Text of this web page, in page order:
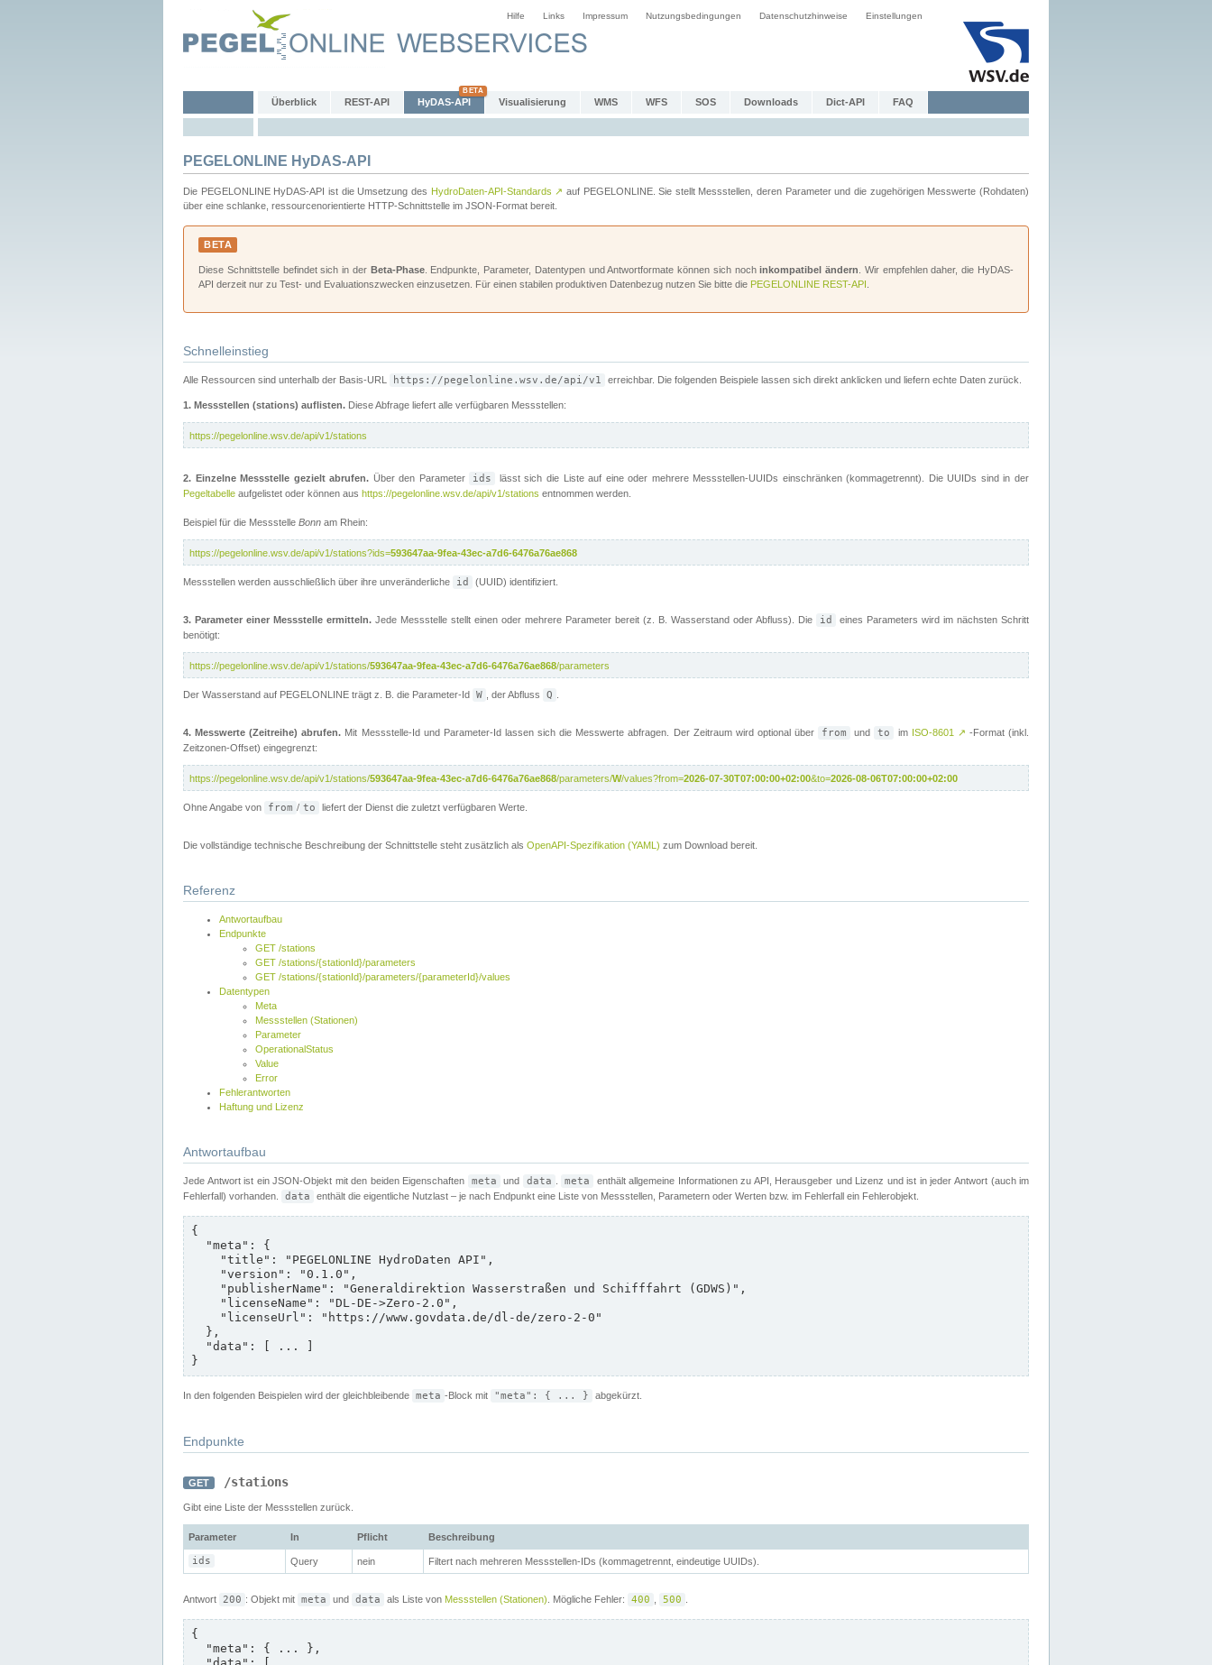
Hilfe Links Impressum Nutzungsbedingungen Datenschutzhinweise Einstellungen
Überblick REST-API HyDAS-API Visualisierung WMS WFS SOS Downloads Dict-API FAQ
PEGELONLINE HyDAS-API
Die PEGELONLINE HyDAS-API ist die Umsetzung des HydroDaten-API-Standards ↗ auf PEGELONLINE. Sie stellt Messstellen, deren Parameter und die zugehörigen Messwerte (Rohdaten)
über eine schlanke, ressourcenorientierte HTTP-Schnittstelle im JSON-Format bereit.
BETA
Diese Schnittstelle befindet sich in der Beta-Phase. Endpunkte, Parameter, Datentypen und Antwortformate können sich nochinkompatibel ändern
. Wir empfehlen daher, die HyDAS-
API derzeit nur zu Test- und Evaluationszwecken einzusetzen. Für einen stabilen produktiven Datenbezug nutzen Sie bitte die PEGELONLINE REST-API
Schnelleinstieg
Alle Ressourcen sind unterhalb der Basis-URL https://pegelonline.wsv.de/api/v1 erreichbar. Die folgenden Beispiele lassen sich direkt anklicken und liefern echte Daten zurück.
1. Messstellen (stations) auflisten. Diese Abfrage liefert alle verfügbaren Messstellen:
https://pegelonline.wsv.de/api/v1/stations
2. Einzelne Messstelle gezielt abrufen. Über den Parameter ids
lässt sich die Liste auf eine oder mehrere Messstellen-UUIDs einschränken (kommagetrennt). Die UUIDs sind in der
Pegeltabelle aufgelistet oder können aus https://pegelonline.wsv.de/api/v1/stations entnommen werden.
Beispiel für die Messstelle Bonn am Rhein:
https://pegelonline.wsv.de/api/v1/stations?ids=593647aa-9fea-43ec-a7d6-6476a76ae868
Messstellen werden ausschließlich über ihre unveränderliche id (UUID) identifiziert.
3. Parameter einer Messstelle ermitteln. Jede Messstelle stellt einen oder mehrere Parameter bereit (z. B. Wasserstand oder Abfluss). Die id
eines Parameters wird im nächsten Schritt
benötigt:
https://pegelonline.wsv.de/api/v1/stations/593647aa-9fea-43ec-a7d6-6476a76ae868/parameters
Der Wasserstand auf PEGELONLINE trägt z. B. die Parameter-Id W , der Abfluss Q
4. Messwerte (Zeitreihe) abrufen. Mit Messstelle-Id und Parameter-Id lassen sich die Messwerte abfragen. Der Zeitraum wird optional über from und to im ISO-8601 ↗ -Format (inkl.
Zeitzonen-Offset) eingegrenzt:
https://pegelonline.wsv.de/api/v1/stations/593647aa-9fea-43ec-a7d6-6476a76ae868/parameters/W/values?from=2026-07-30T07:00:00+02:00&to=2026-08-06T07:00:00+02:00
Ohne Angabe von from / to liefert der Dienst die zuletzt verfügbaren Werte.
Die vollständige technische Beschreibung der Schnittstelle steht zusätzlich als OpenAPI-Spezifikation (YAML) zum Download bereit.
Referenz
Antwortaufbau
Endpunkte
GET /stations
GET /stations/{stationId}/parameters
GET /stations/{stationId}/parameters/{parameterId}/values
Datentypen
Meta
Messstellen (Stationen)
Parameter
OperationalStatus
Value
Error
Fehlerantworten
Haftung und Lizenz
Antwortaufbau
Jede Antwort ist ein JSON-Objekt mit den beiden Eigenschaften meta und data meta
enthält allgemeine Informationen zu API, Herausgeber und Lizenz und ist in jeder Antwort (auch im
Fehlerfall) vorhanden.
data enthält die eigentliche Nutzlast – je nach Endpunkt eine Liste von Messstellen, Parametern oder Werten bzw. im Fehlerfall ein Fehlerobjekt.
{
}
In den folgenden Beispielen wird der gleichbleibende meta -Block mit "meta": { ... } abgekürzt.
Endpunkte
GET /stations
Gibt eine Liste der Messstellen zurück.
Parameter In Pflicht Beschreibung
ids Query nein Filtert nach mehreren Messstellen-IDs (kommagetrennt, eindeutige UUIDs).
Antwort 200 : Objekt mit meta und data als Liste von Messstellen (Stationen) . Mögliche Fehler: 400 500
{